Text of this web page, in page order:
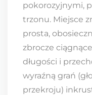
pokorozyjnymi,
trzonu. Miejsce
prosta,
zbrocze
długości i
wyraźną grań
przekroju)